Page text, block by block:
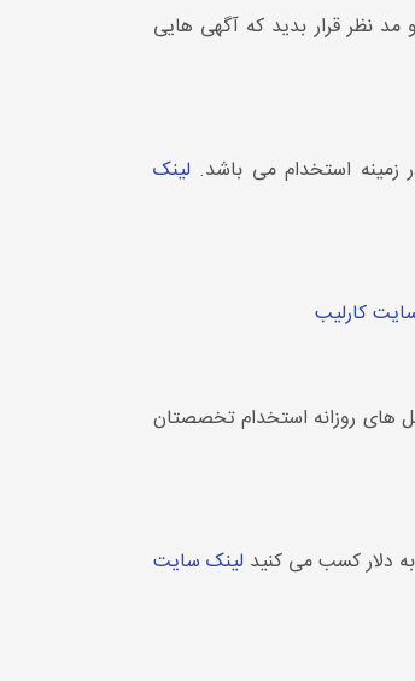
نظر قرار بدید که آگهی هایی
استخدام می باشد. لینک
کارلیب
های روزانه استخدام تخصصتان
دلار کسب می کنید لینک سایت